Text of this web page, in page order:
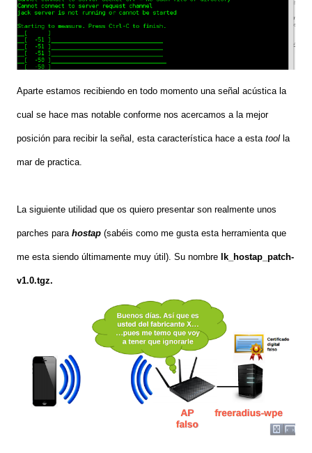
Aparte estamos recibiendo en todo momento una señal acústica la
cual se hace mas notable conforme nos acercamos a la mejor
posición para recibir la señal, esta característica hace a esta tool la
mar de practica.
La siguiente utilidad que os quiero presentar son realmente unos
parches para hostap (sabéis como me gusta esta herramienta que
me esta siendo últimamente muy útil). Su nombre lk_hostap_patch-
v1.0.tgz.